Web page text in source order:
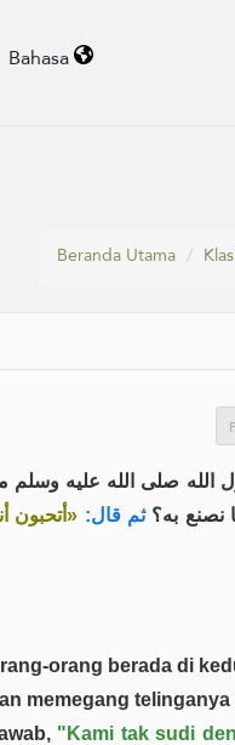
Bahasa
Beranda Utama
صلى الله عليه وسلم
نصنع به؟ ثم قال: «أتحبون
orang berada di
memegang telinganya
"Kami tak sudi